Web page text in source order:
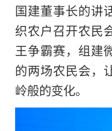
国建董事长的讲
织农户召开农民
王争霸赛，组建
的两场农民会，
岭般的变化。